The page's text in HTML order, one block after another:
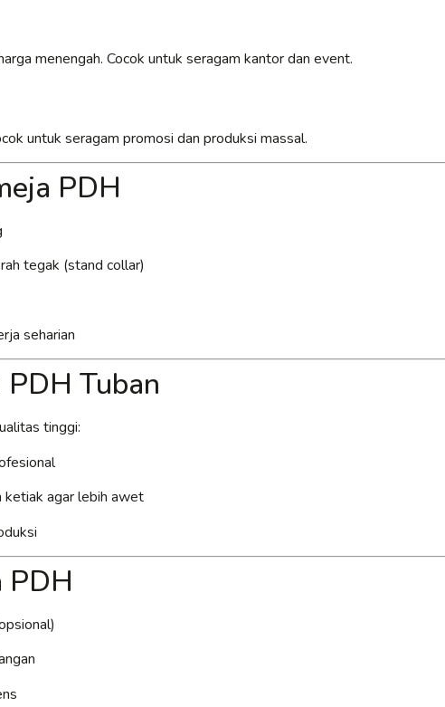
menengah. Cocok untuk seragam kantor dan event.
untuk seragam promosi dan produksi massal.
PDH
tegak (stand collar)
seharian
Tuban
tinggi:
ketiak agar lebih awet
PDH